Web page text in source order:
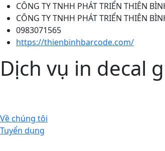
CÔNG TY TNHH PHÁT TRIỂN THIÊN
CÔNG TY TNHH PHÁT TRIỂN THIÊN
0983071565
https://thienbinhbarcode.com/
Dịch vụ in decal
Về chúng tôi
Tuyển dụng